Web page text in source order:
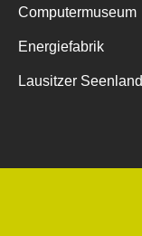
Computermuseum
Energiefabrik
Lausitzer Seenland